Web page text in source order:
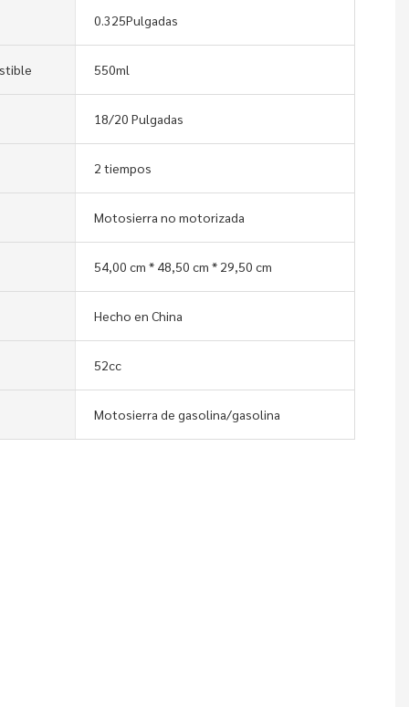
0.325Pulgadas
550ml
18/20 Pulgadas
2 tiempos
Motosierra no motorizada
54,00 cm * 48,50 cm * 29,50 cm
Hecho en China
52cc
Motosierra de gasolina/gasolina